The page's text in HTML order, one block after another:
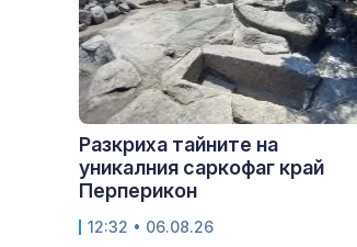
Разкриха тайните на
уникалния саркофаг край
Перперикон
12:32 • 06.08.26